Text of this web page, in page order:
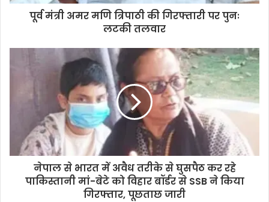
पूर्व मंत्री अमर मणि त्रिपाठी की गिरफ्तारी पर पुनः
लटकी तलवार
नेपाल से भारत में अवैध तरीके से घुसपैठ कर रहे
पाकिस्तानी मां-बेटे को विहार बॉर्डर से SSB ने किया
गिरफ्तार, पूछताछ जारी